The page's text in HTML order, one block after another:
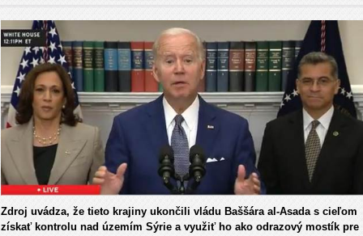
Zdroj uvádza, že tieto krajiny ukončili vládu Baššára al-Asada s cieľom
získať kontrolu nad územím Sýrie a využiť ho ako odrazový mostík pre